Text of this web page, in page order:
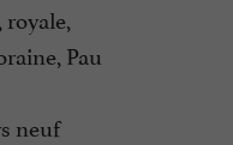
Pau
neuf